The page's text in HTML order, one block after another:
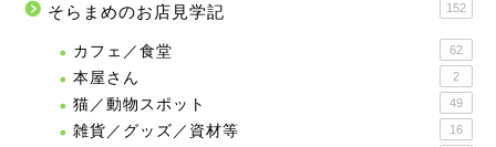
そらまめのお店見学記 152
カフェ／食堂 62
本屋さん 2
猫／動物スポット 49
雑貨／グッズ／資材等 16